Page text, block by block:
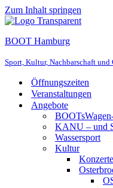
Zum Inhalt springen
BOOT Hamburg
Sport, Kultur, Nachbarschaft
Öffnungszeiten
Veranstaltungen
Angebote
KANU – und
Wassersport
Kultur
Konzerte